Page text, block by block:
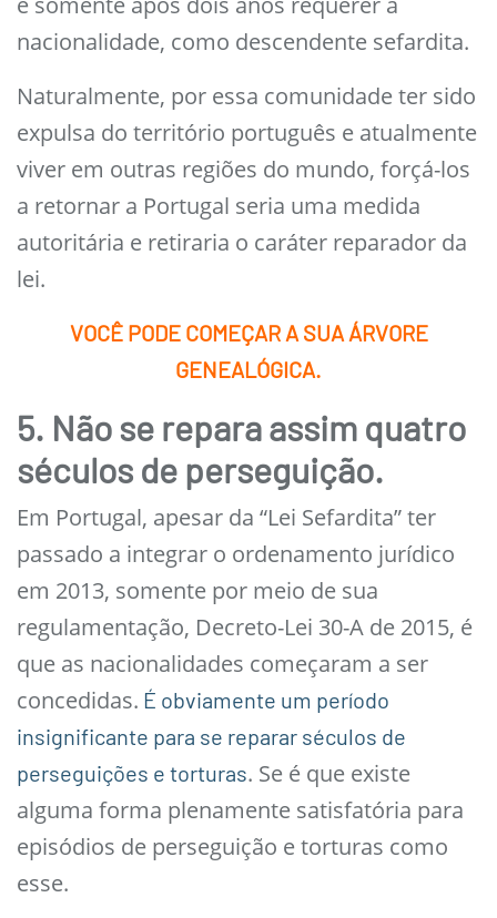
nacionalidade, como descendente sefardita.
Naturalmente, por essa comunidade ter sido
expulsa do território português e atualmente
viver em outras regiões do mundo, forçá-los
a retornar a Portugal seria uma medida
autoritária e retiraria o caráter reparador da
lei.
VOCÊ PODE COMEÇAR A SUA ÁRVORE
GENEALÓGICA.
5. Não se repara assim quatro
séculos de perseguição.
Em Portugal, apesar da “Lei Sefardita” ter
passado a integrar o ordenamento jurídico
em 2013, somente por meio de sua
regulamentação, Decreto-Lei 30-A de 2015, é
que as nacionalidades começaram a ser
concedidas. É obviamente um período
insignificante para se reparar séculos de
perseguições e torturas. Se é que existe
alguma forma plenamente satisfatória para
episódios de perseguição e torturas como
esse.